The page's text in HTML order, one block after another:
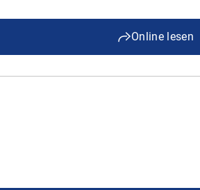
Online lesen